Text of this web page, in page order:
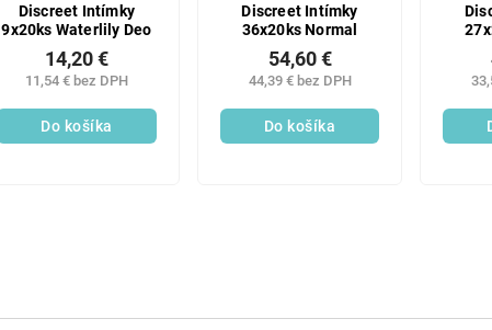
Discreet Intímky
9x20ks Waterlily Deo
11,54 € bez DPH
14,20 €
Do košíka
Discreet Intímky
36x20ks Normal
44,39 € bez DPH
54,60 €
Do košíka